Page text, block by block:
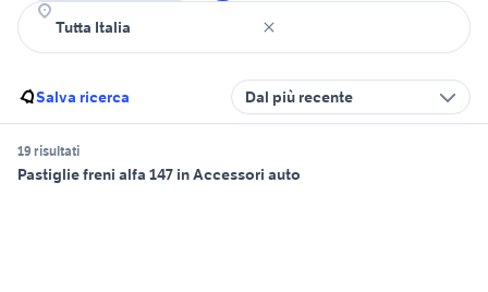
Salva ricerca Dal più recente
19 risultati
Pastiglie freni alfa 147 in Accessori auto